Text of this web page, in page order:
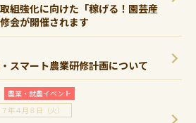
組強化に向けた「稼げる！園芸産
会が開催されます
スマート農業研修計画について
農業・就農イベント
年４月８日（火）